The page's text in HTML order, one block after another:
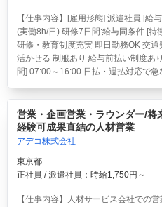
【仕事内容】[雇用形態] 派遣社員 [給
(実働8h/日) 研修7日間:給与同条件 [特
研修・教育制度充実 即日勤務OK 交
活かせる 制服あり 給与前払い制度あ
間] 07:00～16:00 日払・週払対応で急
営業・企画営業・ラウンダー/
経験可成果直結の人材営業
アデコ株式会社
東京都
正社員 / 派遣社員：時給1,750円～
【仕事内容】人材サービス会社での